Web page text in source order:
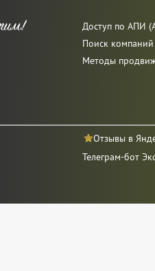
Доступ по АПИ
Поиск
Методы
Отзывы в
Телеграм-бот